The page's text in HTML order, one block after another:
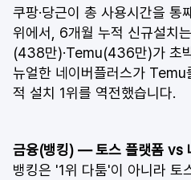
쿠팡·당근이 총 사용시간을 통
위에서, 6개월 누적 신규설치
(438만)·Temu(436만)가 초
뉴얼한 네이버플러스가
적 설치 1위를 역전했습니다.
금융(뱅킹) — 토스 플랫폼 vs
뱅킹은 '1위 다툼'이 아니라 토